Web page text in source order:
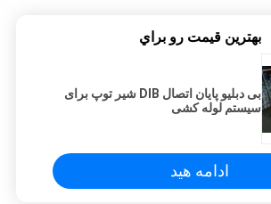
بهترين قيمت رو براي
بی دبلیو پایان اتصال DIB شیر توپ برای
سیستم لوله کشی
ادامه هید